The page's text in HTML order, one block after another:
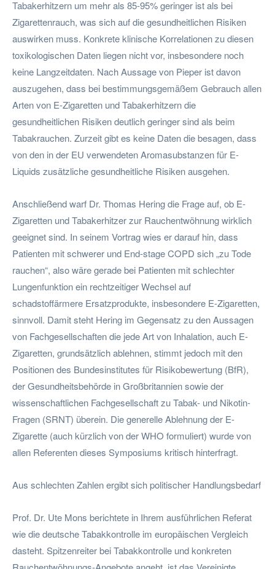
Tabakerhitzern um mehr als 85-95% geringer ist als bei
Zigarettenrauch, was sich auf die gesundheitlichen Risiken
auswirken muss. Konkrete klinische Korrelationen zu diesen
toxikologischen Daten liegen nicht vor, insbesondere noch
keine Langzeitdaten. Nach Aussage von Pieper ist davon
auszugehen, dass bei bestimmungsgemäßem Gebrauch allen
Arten von E-Zigaretten und Tabakerhitzern die
gesundheitlichen Risiken deutlich geringer sind als beim
Tabakrauchen. Zurzeit gibt es keine Daten die besagen, dass
von den in der EU verwendeten Aromasubstanzen für E-
Liquids zusätzliche gesundheitliche Risiken ausgehen.
Anschließend warf Dr. Thomas Hering die Frage auf, ob E-
Zigaretten und Tabakerhitzer zur Rauchentwöhnung wirklich
geeignet sind. In seinem Vortrag wies er darauf hin, dass
Patienten mit schwerer und End-stage COPD sich „zu Tode
rauchen“, also wäre gerade bei Patienten mit schlechter
Lungenfunktion ein rechtzeitiger Wechsel auf
schadstoffärmere Ersatzprodukte, insbesondere E-Zigaretten,
sinnvoll. Damit steht Hering im Gegensatz zu den Aussagen
von Fachgesellschaften die jede Art von Inhalation, auch E-
Zigaretten, grundsätzlich ablehnen, stimmt jedoch mit den
Positionen des Bundesinstitutes für Risikobewertung (BfR),
der Gesundheitsbehörde in Großbritannien sowie der
wissenschaftlichen Fachgesellschaft zu Tabak- und Nikotin-
Fragen (SRNT) überein. Die generelle Ablehnung der E-
Zigarette (auch kürzlich von der WHO formuliert) wurde von
allen Referenten dieses Symposiums kritisch hinterfragt.
Aus schlechten Zahlen ergibt sich politischer Handlungsbedarf
Prof. Dr. Ute Mons berichtete in Ihrem ausführlichen Referat
wie die deutsche Tabakkontrolle im europäischen Vergleich
dasteht. Spitzenreiter bei Tabakkontrolle und konkreten